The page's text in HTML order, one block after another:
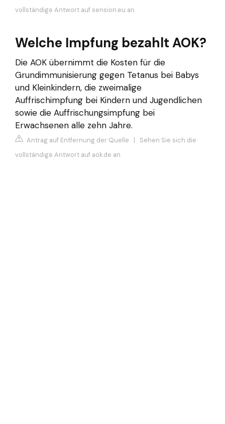
vollständige Antwort auf sension.eu an
Welche Impfung bezahlt AOK?
Die AOK übernimmt die Kosten für die
Grundimmunisierung gegen Tetanus bei Babys
und Kleinkindern, die zweimalige
Auffrischimpfung bei Kindern und Jugendlichen
sowie die Auffrischungsimpfung bei
Erwachsenen alle zehn Jahre.
Antrag auf Entfernung der Quelle | Sehen Sie sich die
vollständige Antwort auf aok.de an